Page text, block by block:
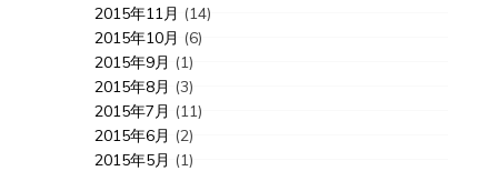
2015年11月 (14)
2015年10月 (6)
2015年9月 (1)
2015年8月 (3)
2015年7月 (11)
2015年6月 (2)
2015年5月 (1)